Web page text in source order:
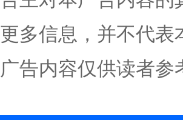
更多信息，并不代
广告内容仅供读者参